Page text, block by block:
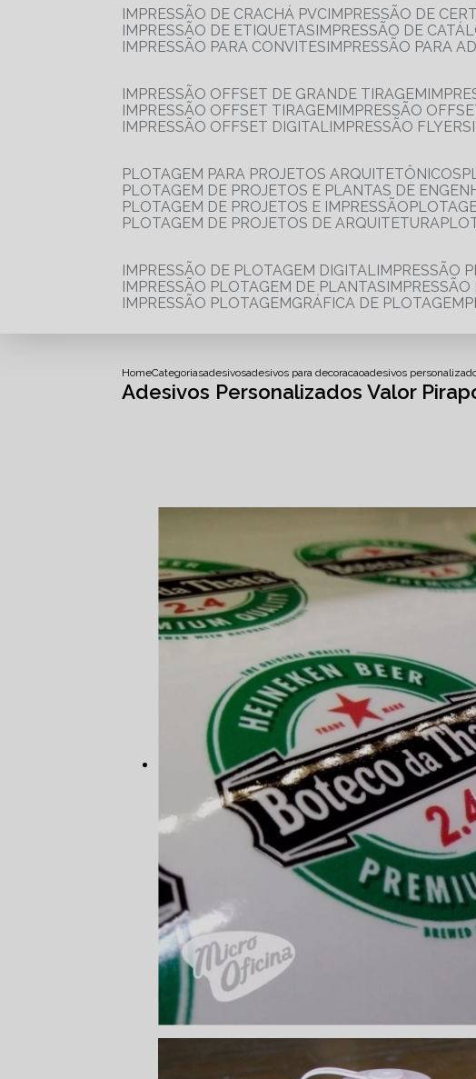
IMPRESSÃO DE CRACHÁ PVC IMPRESSÃO DE
IMPRESSÃO DE ETIQUETAS IMPRESSÃO DE
IMPRESSÃO PARA CONVITES IMPRESSÃO PARA
IMPRESSÃO OFFSET DE GRANDE TIRAGEM
IMPRESSÃO OFFSET TIRAGEM IMPRESSÃO
IMPRESSÃO OFFSET DIGITAL IMPRESSÃO FLYERS
PLOTAGEM PARA PROJETOS ARQUITETÔNICOS
PLOTAGEM DE PROJETOS E PLANTAS DE
PLOTAGEM DE PROJETOS E IMPRESSÃO
PLOTAGEM DE PROJETOS DE ARQUITETURA
IMPRESSÃO DE PLOTAGEM DIGITAL IMPRESSÃO
IMPRESSÃO PLOTAGEM DE PLANTAS
IMPRESSÃO PLOTAGEM
GRÁFICA DE PLOTAGEM
HomeCategoriasadesivosadesivos para decoracaoadesivos
Adesivos Personalizados Valor